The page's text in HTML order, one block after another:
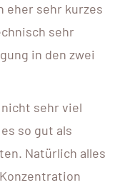
eher sehr kurzes
sehr
in den zwei
nicht sehr viel
so gut als
Natürlich alles